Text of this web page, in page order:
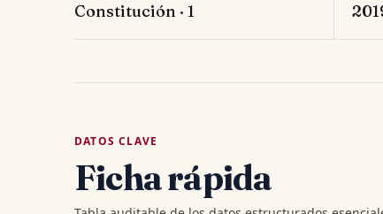
Constitución · 1
DATOS CLAVE
Ficha rápida